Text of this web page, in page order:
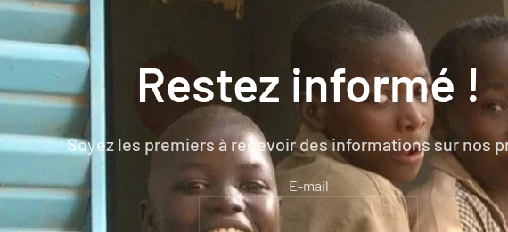
Restez informé !
Soyez les premiers à recevoir des informations sur nos
E-mail